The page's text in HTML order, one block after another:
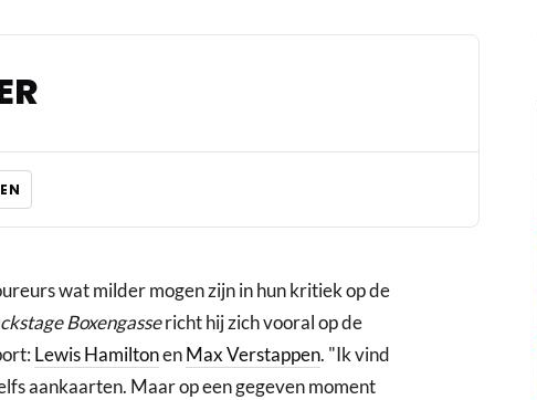
wat milder mogen zijn in hun kritiek op de
Boxengassericht hij zich vooral op de
Lewis HamiltonenMax Verstappen. "Ik vind
aankaarten. Maar op een gegeven moment